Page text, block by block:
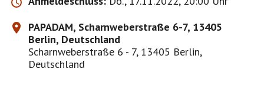
gute Weine und als ein besonderes Highlight: der Old
Monk, sechs Jahre alter indischer Rum auf Verkostung.
Ein weiteres, unschlagbares Highlight ist die
Kellerlounge mit Kegelbahn, die auch abseits des
guten Essens viel Unterhaltung verspricht.
PAPADAM, Scharnweberstraße 6-7, 13405
Berlin, Deutschland
Scharnweberstraße 6 - 7, 13405 Berlin,
Deutschland